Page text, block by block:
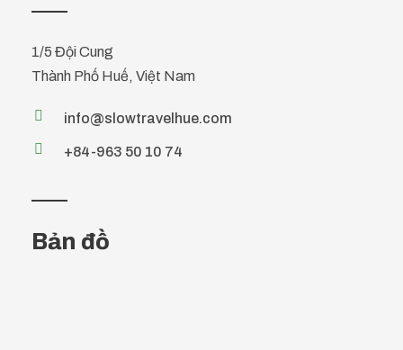
1/5 Đội Cung
Thành Phố Huế, Việt Nam
info@slowtravelhue.com
+84-963 50 10 74
Bản đồ